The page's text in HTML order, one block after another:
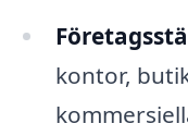
kontor,